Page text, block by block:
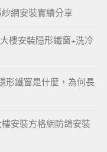
網安裝實績分享
樓安裝隱形鐵窗+洗冷
形鐵窗是什麼，為何長
安裝方格網防鴿安裝